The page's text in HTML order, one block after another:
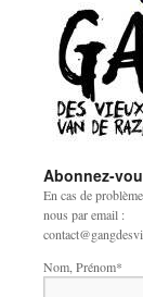
Abonnez-
En cas de
nous par email :
Nom, Prénom*